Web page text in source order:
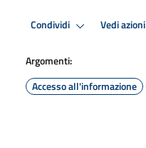
Condividi Vedi azioni
Argomenti:
Accesso all'informazione